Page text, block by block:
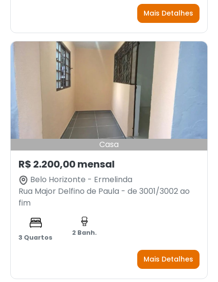
Mais Detalhes
Casa
R$ 2.200,00 mensal
Belo Horizonte - Ermelinda
Rua Major Delfino de Paula - de 3001/3002 ao
fim
3 Quartos
2 Banh.
Mais Detalhes